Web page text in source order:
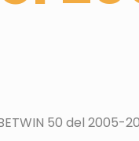
50 del 2005-